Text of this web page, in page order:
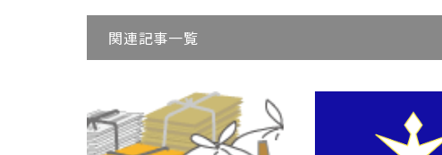
関連記事一覧